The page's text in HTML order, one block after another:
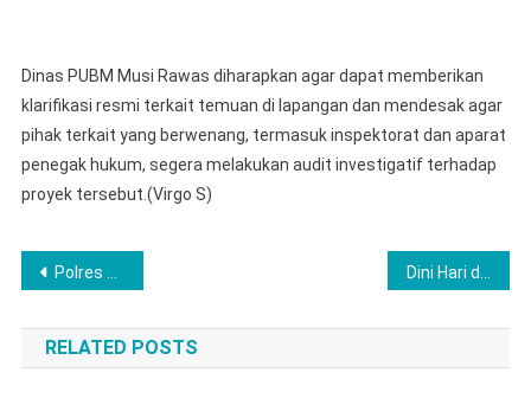
Dinas PUBM Musi Rawas diharapkan agar dapat memberikan
klarifikasi resmi terkait temuan di lapangan dan mendesak agar
pihak terkait yang berwenang, termasuk inspektorat dan aparat
penegak hukum, segera melakukan audit investigatif terhadap
proyek tersebut.(Virgo S)
Post
navigation
Polres Langkat Buka Puasa Bersama Anak Yatim dan Santri, Peringati Nuzulul Qur’an Dini Hari di Lahat: Laporan Warga ke 110 Picu Evakuasi Bus Masuk Jurang
RELATED POSTS